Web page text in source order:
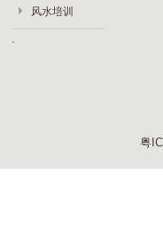
风水培训
粤